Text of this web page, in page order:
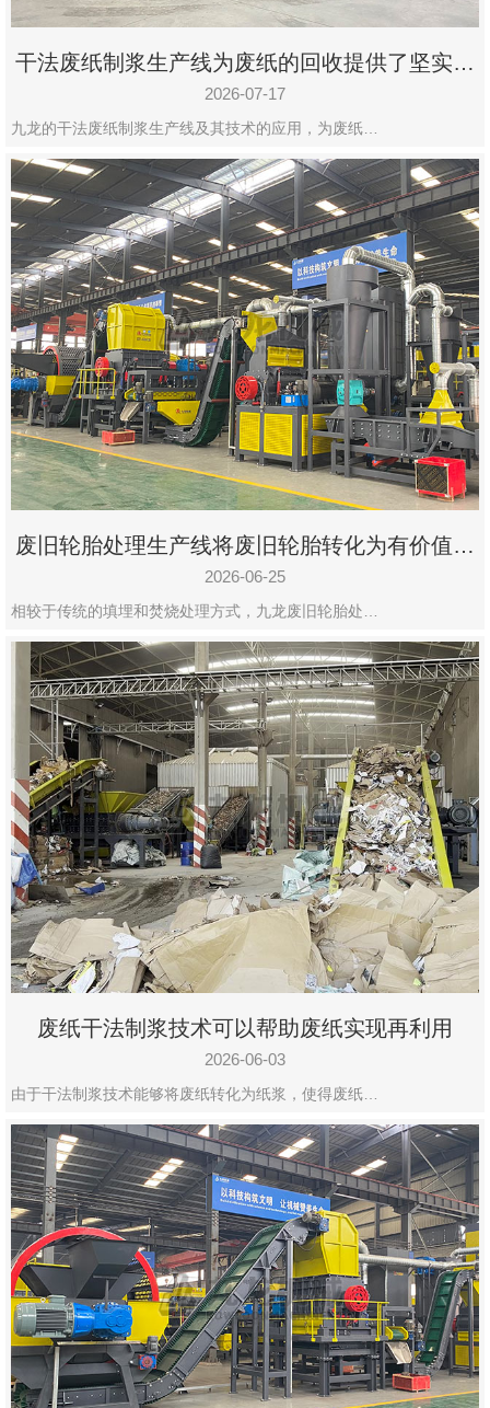
干法废纸制浆生产线为废纸的回收提供了坚实的
保障
2026-07-17
九龙的干法废纸制浆生产线及其技术的应用，为废纸…
废旧轮胎处理生产线将废旧轮胎转化为有价值的
资源
2026-06-25
相较于传统的填埋和焚烧处理方式，九龙废旧轮胎处…
废纸干法制浆技术可以帮助废纸实现再利用
2026-06-03
由于干法制浆技术能够将废纸转化为纸浆，使得废纸…